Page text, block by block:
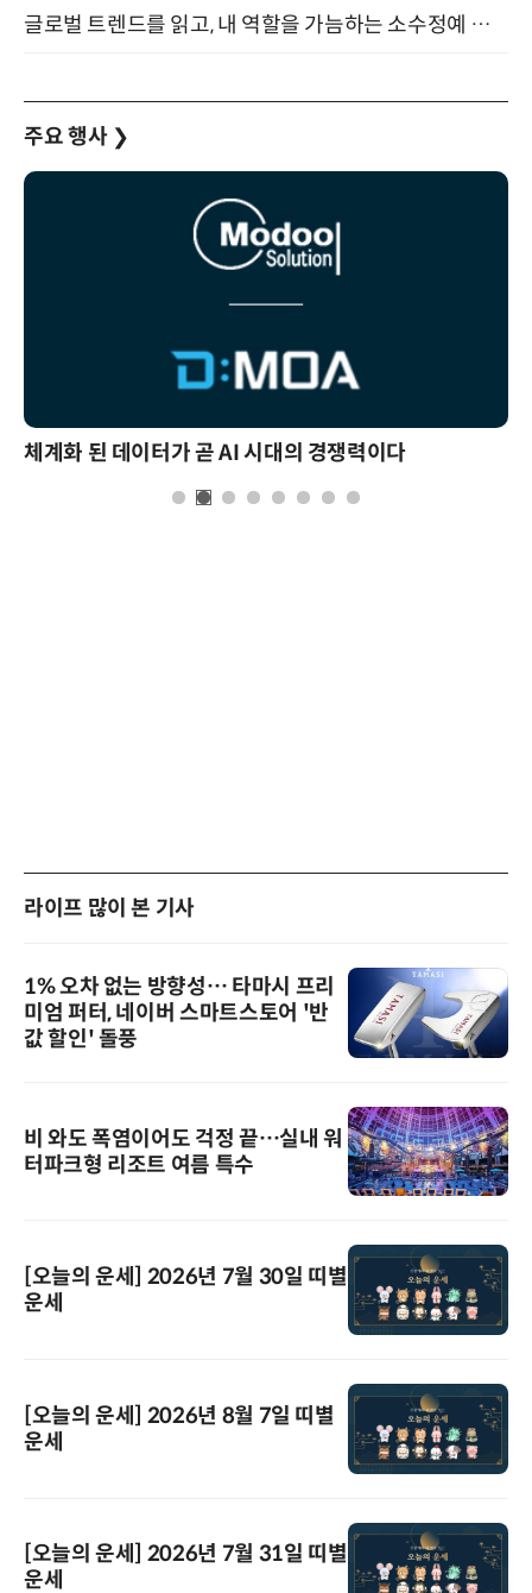
글로벌 트렌드를 읽고, 내 역할을 가늠하는 소수정예 실습 워크숍 (8/28)
주요 행사 ❯
체계화 된 데이터가 곧 AI 시대의 경쟁력이다
라이프 많이 본 기사
1% 오차 없는 방향성… 타마시 프리
미엄 퍼터, 네이버 스마트스토어 '반
값 할인' 돌풍
비 와도 폭염이어도 걱정 끝…실내 워
터파크형 리조트 여름 특수
[오늘의 운세] 2026년 7월 30일 띠별
운세
[오늘의 운세] 2026년 8월 7일 띠별
운세
[오늘의 운세] 2026년 7월 31일 띠별
운세